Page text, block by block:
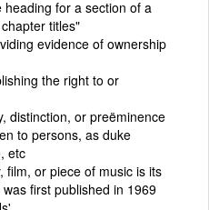
for a section of a
titles"
evidence of ownership
the right to or
distinction, or preëminence
to persons, as duke
etc
film, or piece of music is its
first published in 1969